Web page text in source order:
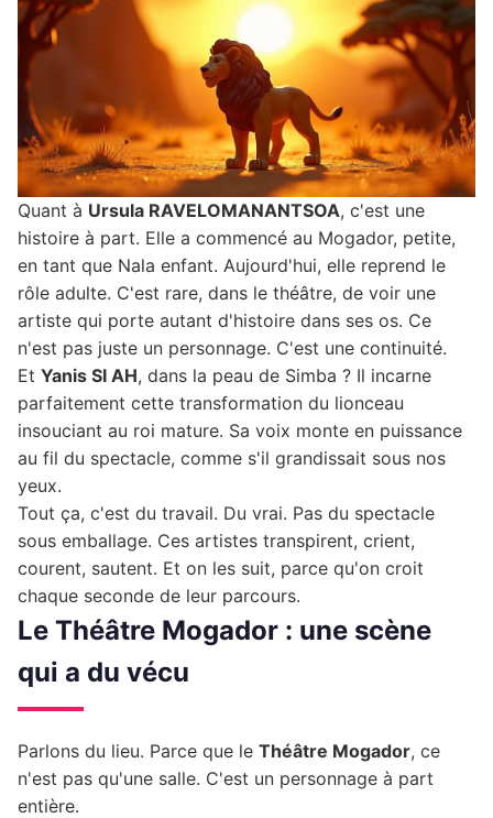
Quant à Ursula RAVELOMANANTSOA, c'est une
histoire à part. Elle a commencé au Mogador, petite,
en tant que Nala enfant. Aujourd'hui, elle reprend le
rôle adulte. C'est rare, dans le théâtre, de voir une
artiste qui porte autant d'histoire dans ses os. Ce
n'est pas juste un personnage. C'est une continuité.
Et Yanis SI AH, dans la peau de Simba ? Il incarne
parfaitement cette transformation du lionceau
insouciant au roi mature. Sa voix monte en puissance
au fil du spectacle, comme s'il grandissait sous nos
yeux.
Tout ça, c'est du travail. Du vrai. Pas du spectacle
sous emballage. Ces artistes transpirent, crient,
courent, sautent. Et on les suit, parce qu'on croit
chaque seconde de leur parcours.
Le Théâtre Mogador : une scène
qui a du vécu
Parlons du lieu. Parce que le Théâtre Mogador, ce
n'est pas qu'une salle. C'est un personnage à part
entière.